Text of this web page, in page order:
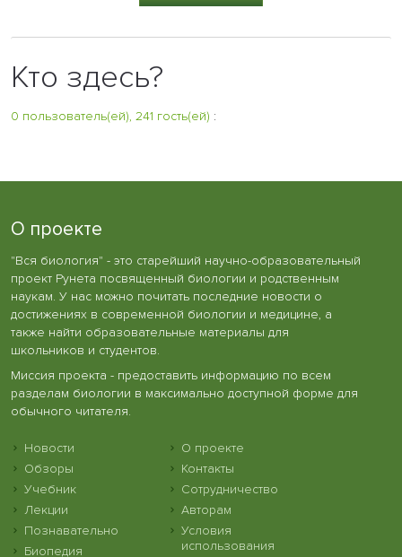
Кто здесь?
0 пользователь(ей), 241 гость(ей) :
О проекте
"Вся биология" - это старейший научно-образовательный
проект Рунета посвященный биологии и родственным
наукам. У нас можно почитать последние новости о
достижениях в современной биологии и медицине, а
также найти образовательные материалы для
школьников и студентов.
Миссия проекта - предоставить информацию по всем
разделам биологии в максимально доступной форме для
обычного читателя.
Новости
Обзоры
Учебник
Лекции
Познавательно
Биопедия
О проекте
Контакты
Сотрудничество
Авторам
Условия
использования